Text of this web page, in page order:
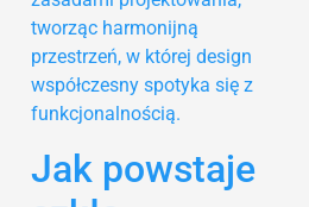
tworząc harmonijną
przestrzeń, w której design
współczesny spotyka się z
funkcjonalnością.
Jak powstaje